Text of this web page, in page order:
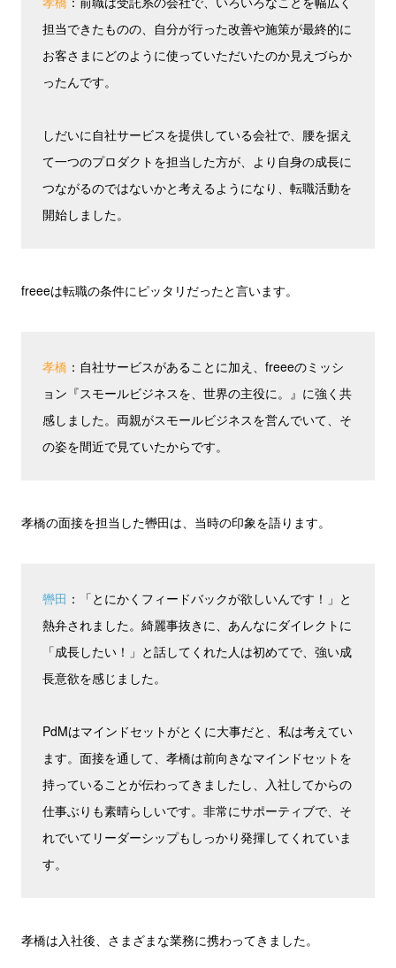
担当できたものの、自分が行った改善や施策が最終的に
お客さまにどのように使っていただいたのか見えづらか
ったんです。
しだいに自社サービスを提供している会社で、腰を据え
て一つのプロダクトを担当した方が、より自身の成長に
つながるのではないかと考えるようになり、転職活動を
開始しました。
freeeは転職の条件にピッタリだったと言います。
孝橋 ：自社サービスがあることに加え、freeeのミッシ
ョン『スモールビジネスを、世界の主役に。』に強く共
感しました。両親がスモールビジネスを営んでいて、そ
の姿を間近で見ていたからです。
孝橋の面接を担当した轡田は、当時の印象を語ります。
轡田 ：「とにかくフィードバックが欲しいんです！」と
熱弁されました。綺麗事抜きに、あんなにダイレクトに
「成長したい！」と話してくれた人は初めてで、強い成
長意欲を感じました。
PdMはマインドセットがとくに大事だと、私は考えてい
ます。面接を通して、孝橋は前向きなマインドセットを
持っていることが伝わってきましたし、入社してからの
仕事ぶりも素晴らしいです。非常にサポーティブで、そ
れでいてリーダーシップもしっかり発揮してくれていま
す。
孝橋は入社後、さまざまな業務に携わってきました。